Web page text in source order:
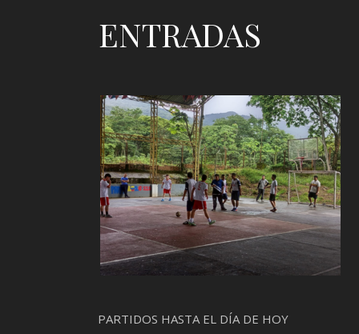
ENTRADAS
PARTIDOS HASTA EL DÍA DE HOY